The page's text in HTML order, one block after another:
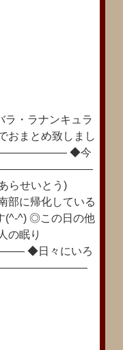
ラ・ラナンキュラ
おまとめ致しまし
◆今
らせいとう)
に帰化している
(^-^) ◎この日の他
の眠り
日々にいろ